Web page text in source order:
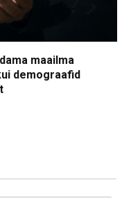
maailma
demograafid